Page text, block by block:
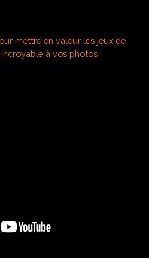
mettre en valeur les jeux de
à vos photos